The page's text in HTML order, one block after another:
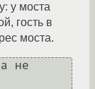
у моста
гость в
моста.
не